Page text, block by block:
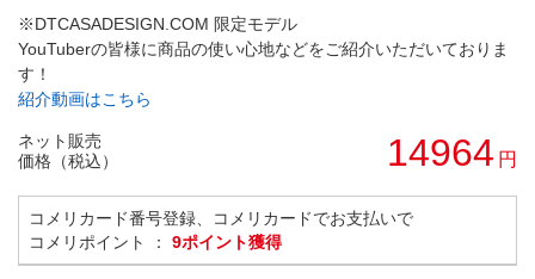
※DTCASADESIGN.COM 限定モデル
YouTuberの皆様に商品の使い心地などをご紹介いただいておりま
す！
紹介動画はこちら
ネット販売
価格（税込）
14964 円
コメリカード番号登録、コメリカードでお支払いで
コメリポイント ： 9ポイント獲得